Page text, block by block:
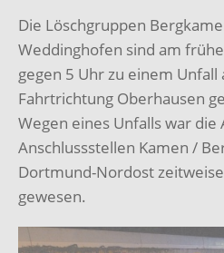
Die Löschgruppen
Weddinghofen sind am
gegen 5 Uhr zu einem
Fahrtrichtung Oberhausen
Wegen eines Unfalls war
Anschlussstellen Kamen /
Dortmund-Nordost
gewesen.